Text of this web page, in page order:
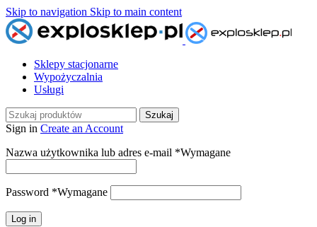
Skip to navigation Skip to main content
Sklepy stacjonarne
Wypożyczalnia
Usługi
Szukaj
Sign in Create an Account
Nazwa użytkownika lub adres e-mail *Wymagane
Password *Wymagane
Log in